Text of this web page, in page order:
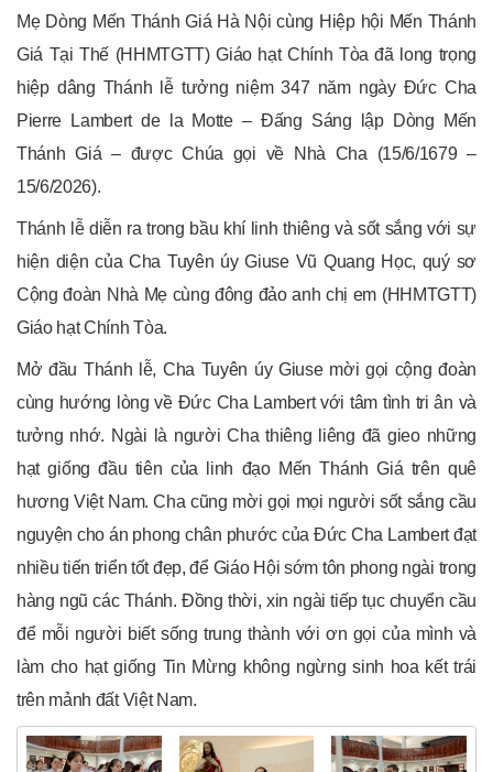
Mẹ Dòng Mến Thánh Giá Hà Nội cùng Hiệp hội Mến Thánh
Giá Tại Thế (HHMTGTT) Giáo hạt Chính Tòa đã long trọng
hiệp dâng Thánh lễ tưởng niệm 347 năm ngày Đức Cha
Pierre Lambert de la Motte – Đấng Sáng lập Dòng Mến
Thánh Giá – được Chúa gọi về Nhà Cha (15/6/1679 –
15/6/2026).
Thánh lễ diễn ra trong bầu khí linh thiêng và sốt sắng với sự
hiện diện của Cha Tuyên úy Giuse Vũ Quang Học, quý sơ
Cộng đoàn Nhà Mẹ cùng đông đảo anh chị em (HHMTGTT)
Giáo hạt Chính Tòa.
Mở đầu Thánh lễ, Cha Tuyên úy Giuse mời gọi cộng đoàn
cùng hướng lòng về Đức Cha Lambert với tâm tình tri ân và
tưởng nhớ. Ngài là người Cha thiêng liêng đã gieo những
hạt giống đầu tiên của linh đạo Mến Thánh Giá trên quê
hương Việt Nam. Cha cũng mời gọi mọi người sốt sắng cầu
nguyện cho án phong chân phước của Đức Cha Lambert đạt
nhiều tiến triển tốt đẹp, để Giáo Hội sớm tôn phong ngài trong
hàng ngũ các Thánh. Đồng thời, xin ngài tiếp tục chuyển cầu
để mỗi người biết sống trung thành với ơn gọi của mình và
làm cho hạt giống Tin Mừng không ngừng sinh hoa kết trái
trên mảnh đất Việt Nam.